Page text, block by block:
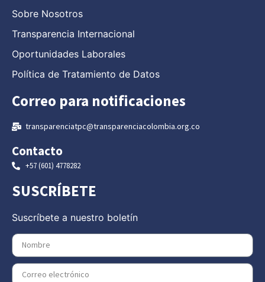
Sobre Nosotros
Transparencia Internacional
Oportunidades Laborales
Política de Tratamiento de Datos
Correo para notificaciones
transparenciatpc@transparenciacolombia.org.co
Contacto
+57 (601) 4778282
SUSCRÍBETE
Suscríbete a nuestro boletín